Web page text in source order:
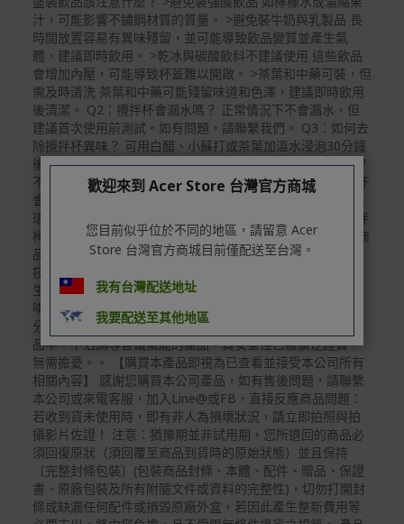
貨。
如有相關退換貨服務需求，您可以透過專線或服務信箱聯
繫客服。
配送服務
本站商品除有特別標示收取運費之商品，其餘全館皆可免
運宅配到府。
Acer旗下品牌商品除可宅配配送全台各地外，部分商品可
以選擇配送至全台各地服務中心。
非Acer旗下品牌商品依配合廠商規範，可能會有無法配送
您可以於「我的訂單」內查詢訂單出貨狀態 (路徑：我的帳
號 > 我的訂單)。
實際的到貨時間依配合的物流商做安排，在無特殊狀況下
可在出貨後的兩個工作天內送達。
預購商品依商品頁面上的出貨時間安排，且有可能因實際
生產狀況有延後情況發生。
保固與售後服務
Acer旗下品牌商品保固期限與說明請參考此連結：http
s://www.acer.com/tw-zh/support/warranty/product-wa
rranties
汁，可能影響不鏽鋼材質的質量。 >避免裝牛奶與乳製品 長
時間放置容易有異味殘留，並可能導致飲品變質並產生氣
體，建議即時飲用。 >乾冰與碳酸飲料不建議使用 這些飲品
會增加內壓，可能導致杯蓋難以開啟。 >茶葉和中藥可裝，但
需及時清洗 茶葉和中藥可能殘留味道和色澤，建議即時飲用
後清潔。 Q2：攪拌杯會漏水嗎？ 正常情況下不會漏水，但
建議首次使用前測試。如有問題，請聯繫我們。 Q3：如何去
除攪拌杯異味？ 可用白醋、小蘇打或茶葉加溫水浸泡30分鐘
後清洗。 Q4：攪拌杯可以放入洗碗機、微波爐或烘碗機嗎？
不建議，這樣可能會損壞漆面並影響密封效果。 Q5：攪拌杯
會掉漆嗎？ 使用久了可能輕微掉漆，屬正常現象。避免高溫
環境、碰撞，清洗時也避免使用鋼刷或粗糙工具。 Q5：攪拌
棒的外層材質是什麼？ 材質是PTFE，全名為聚四氟乙烯，商
品名為Teflon（鐵氟龍），被廣泛應用於多個領域，如航太
技術、電子設備、醫療器材、紡織產品和家用電器等。日常
生活中，它隨處可見，例如微波爐、電風扇、烤麵包機、咖
啡機、電飯煲，甚至牙線中也含有鐵氟龍塗層。這些應用充
分證明了鐵氟龍的耐用性和抗黏特性。在日常使用的各種產
品中，不沾鍋等含鐵氟龍的產品，其安全性已被廣泛證實，
無需擔憂。。 【購買本產品即視為已查看並接受本公司所有
相關內容】 感謝您購買本公司產品，如有售後問題，請聯繫
本公司或來電客服，加入Line@或FB，直接反應商品問題：
若收到貨未使用時，即有非人為損壞狀況，請立即拍照與拍
攝影片佐證！ 注意：猶豫期並非試用期，您所退回的商品必
須回復原狀（須回覆至商品到貨時的原始狀態）並且保持
〔完整封條包裝〕(包裝商品封條、本體、配件、贈品、保證
書、原廠包裝及所有附隨文件或資料的完整性)，切勿打開封
條或缺漏任何配件或損毀原廠外盒，若因此產生整新費用等
歡迎來到 Acer Store 台灣官方商城
您目前似乎位於不同的地區，請留意 Acer
Store 台灣官方商城目前僅配送至台灣。
我有台灣配送地址
我要配送至其他地區